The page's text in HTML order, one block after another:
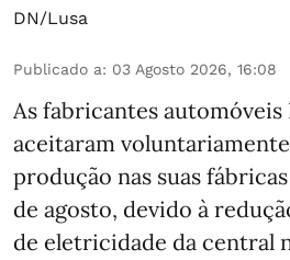
DN/Lusa
Publicado a: 03 Agosto 2026, 16:08
As fabricantes automóveis
aceitaram
produção nas suas
de agosto, devido à
de eletricidade da central